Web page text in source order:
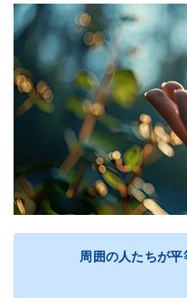
周囲の人たちが平